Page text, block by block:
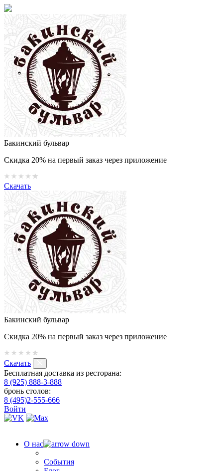
Бакинский бульвар
Скидка 20% на первый заказ через приложение
Скачать
Бакинский бульвар
Скидка 20% на первый заказ через приложение
Скачать
Бесплатная доставка из ресторана:
8 (925) 888-3-888
бронь столов:
8 (495)2-555-666
Войти
О нас
События